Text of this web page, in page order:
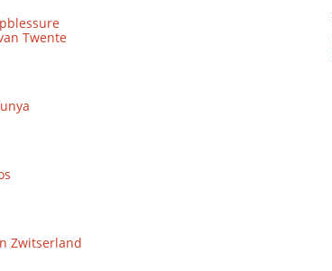
Twente
Zwitserland